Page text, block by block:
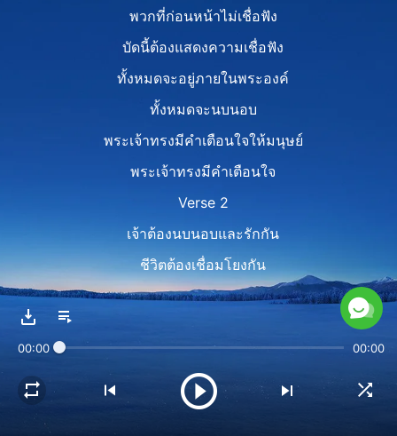
พวกที่ก่อนหน้าไม่เชื่อฟัง
บัดนี้ต้องแสดงความเชื่อฟัง
ทั้งหมดจะอยู่ภายในพระองค์
ทั้งหมดจะนบนอบ
พระเจ้าทรงมีคำเตือนใจให้มนุษย์
พระเจ้าทรงมีคำเตือนใจ
Verse 2
เจ้าต้องนบนอบและรักกัน
ชีวิตต้องเชื่อมโยงกัน
จงอาศัยจุดแข็งของกันและกัน
คริสตจักรจะสร้างขึ้นคงมั่น
00:00 00:00